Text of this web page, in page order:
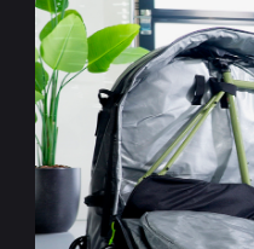
lesen
über
ARROW
Fahrrad-
Transporttasche